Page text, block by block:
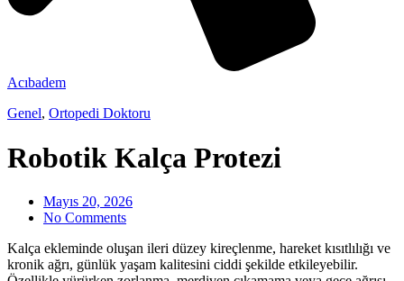
Acıbadem
Genel, Ortopedi Doktoru
Robotik Kalça Protezi
Mayıs 20, 2026
No Comments
Kalça ekleminde oluşan ileri düzey kireçlenme, hareket kısıtlılığı ve
kronik ağrı, günlük yaşam kalitesini ciddi şekilde etkileyebilir.